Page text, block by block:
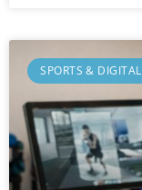
SPORTS & DIGITAL